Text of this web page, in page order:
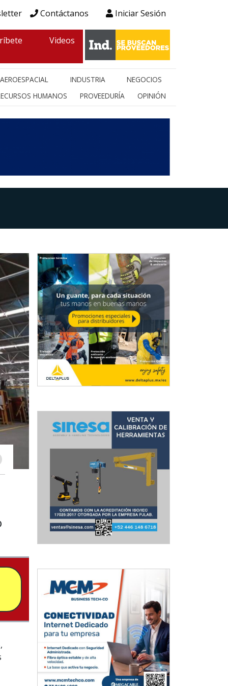
Contáctanos Iniciar Sesión
Videos
AEROESPACIAL INDUSTRIA
NEGOCIOS
HUMANOS
PROVEEDURÍA OPINIÓN